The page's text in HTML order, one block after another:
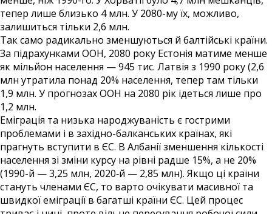
тепер лише близько 4 млн. У 2080-му їх, можливо,
залишиться тільки 2,6 млн.
Так само радикально зменшуються й балтійські країни.
За підрахунками ООН, 2080 року Естонія матиме менше
як мільйон населення — 945 тис. Латвія з 1990 року (2,6
млн утратила понад 20% населення, тепер там тільки
1,9 млн. У прогнозах ООН на 2080 рік ідеться лише про
1,2 млн.
Еміграція та низька народжуваність є гострими
проблемами і в західно-балканських країнах, які
прагнуть вступити в ЄС. В Албанії зменшення кількості
населення зі зміни курсу на рівні радше 15%, а не 20%
(1990-й — 3,25 млн, 2020‑й — 2,85 млн). Якщо ці країни
стануть членами ЄС, то варто очікувати масивної та
швидкої еміграції в багатші країни ЄС. Цей процес